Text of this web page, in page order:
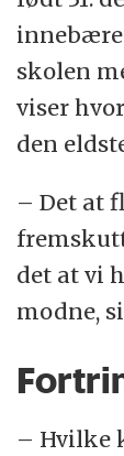
skolen
viser
den
– Det at
det at vi
modne,
– Hvilke